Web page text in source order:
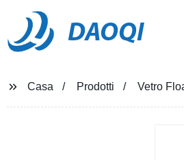
DAOQI
Casa Prodotti Vetro